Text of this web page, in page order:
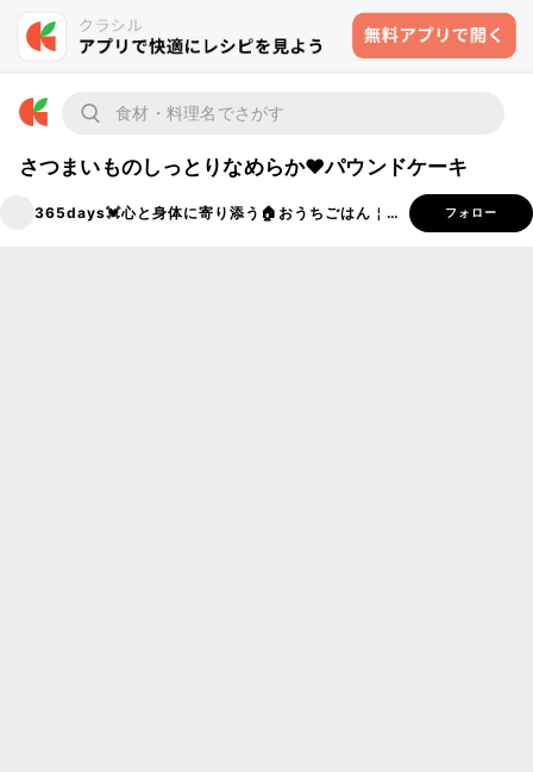
さつまいものしっとりなめらか♥パウンドケーキ
365days💓‪心と身体に寄り添う🏠おうちごはん￤穂ノcafe フォロー